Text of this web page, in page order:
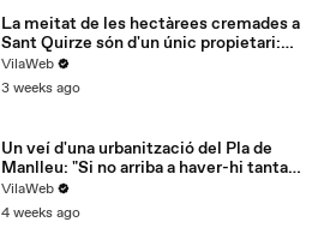
La meitat de les hectàrees cremades a
Sant Quirze són d'un únic propietari:
"No s'hi pot fer res"
VilaWeb
3 weeks ago
Un veí d'una urbanització del Pla de
Manlleu: "Si no arriba a haver-hi tanta
vinya, aquest foc no el parem"
VilaWeb
4 weeks ago